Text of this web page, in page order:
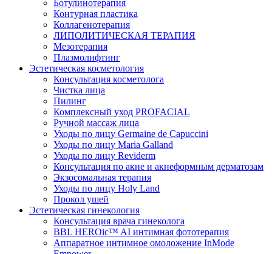
Ботулинотерапия
Контурная пластика
Коллагенотерапия
ЛИПОЛИТИЧЕСКАЯ ТЕРАПИЯ
Мезотерапия
Плазмолифтинг
Эстетическая косметология
Консультация косметолога
Чистка лица
Пилинг
Комплексный уход PROFACIAL
Ручной массаж лица
Уходы по лицу Germaine de Capuccini
Уходы по лицу Maria Galland
Уходы по лицу Reviderm
Консультация по акне и акнеформным дерматозам
Экзосомальная терапия
Уходы по лицу Holy Land
Прокол ушей
Эстетическая гинекология
Консультация врача гинеколога
BBL HEROic™ AI интимная фототерапия
Аппаратное интимное омоложение InMode